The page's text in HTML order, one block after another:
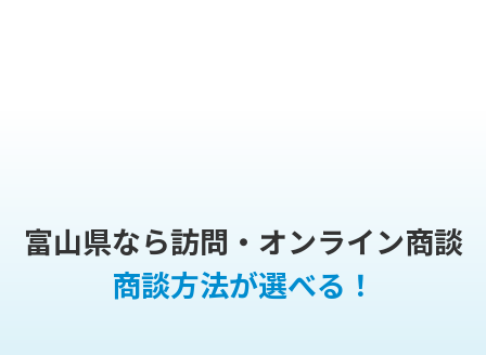
富山県なら訪問・オンライン商談
商談方法が選べる！